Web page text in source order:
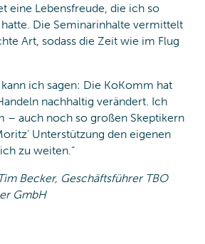
eine Lebensfreude, die ich so
Die Seminarinhalte vermittelt
Art, sodass die Zeit wie im Flug
ich sagen: Die KoKomm hat
nachhaltig verändert. Ich
– auch noch so großen Skeptikern
Unterstützung den eigenen
zu weiten.“
Becker, Geschäftsführer TBO
GmbH